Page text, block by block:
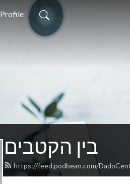
Profile
בין הקטבים
https://feed.podbean.com/